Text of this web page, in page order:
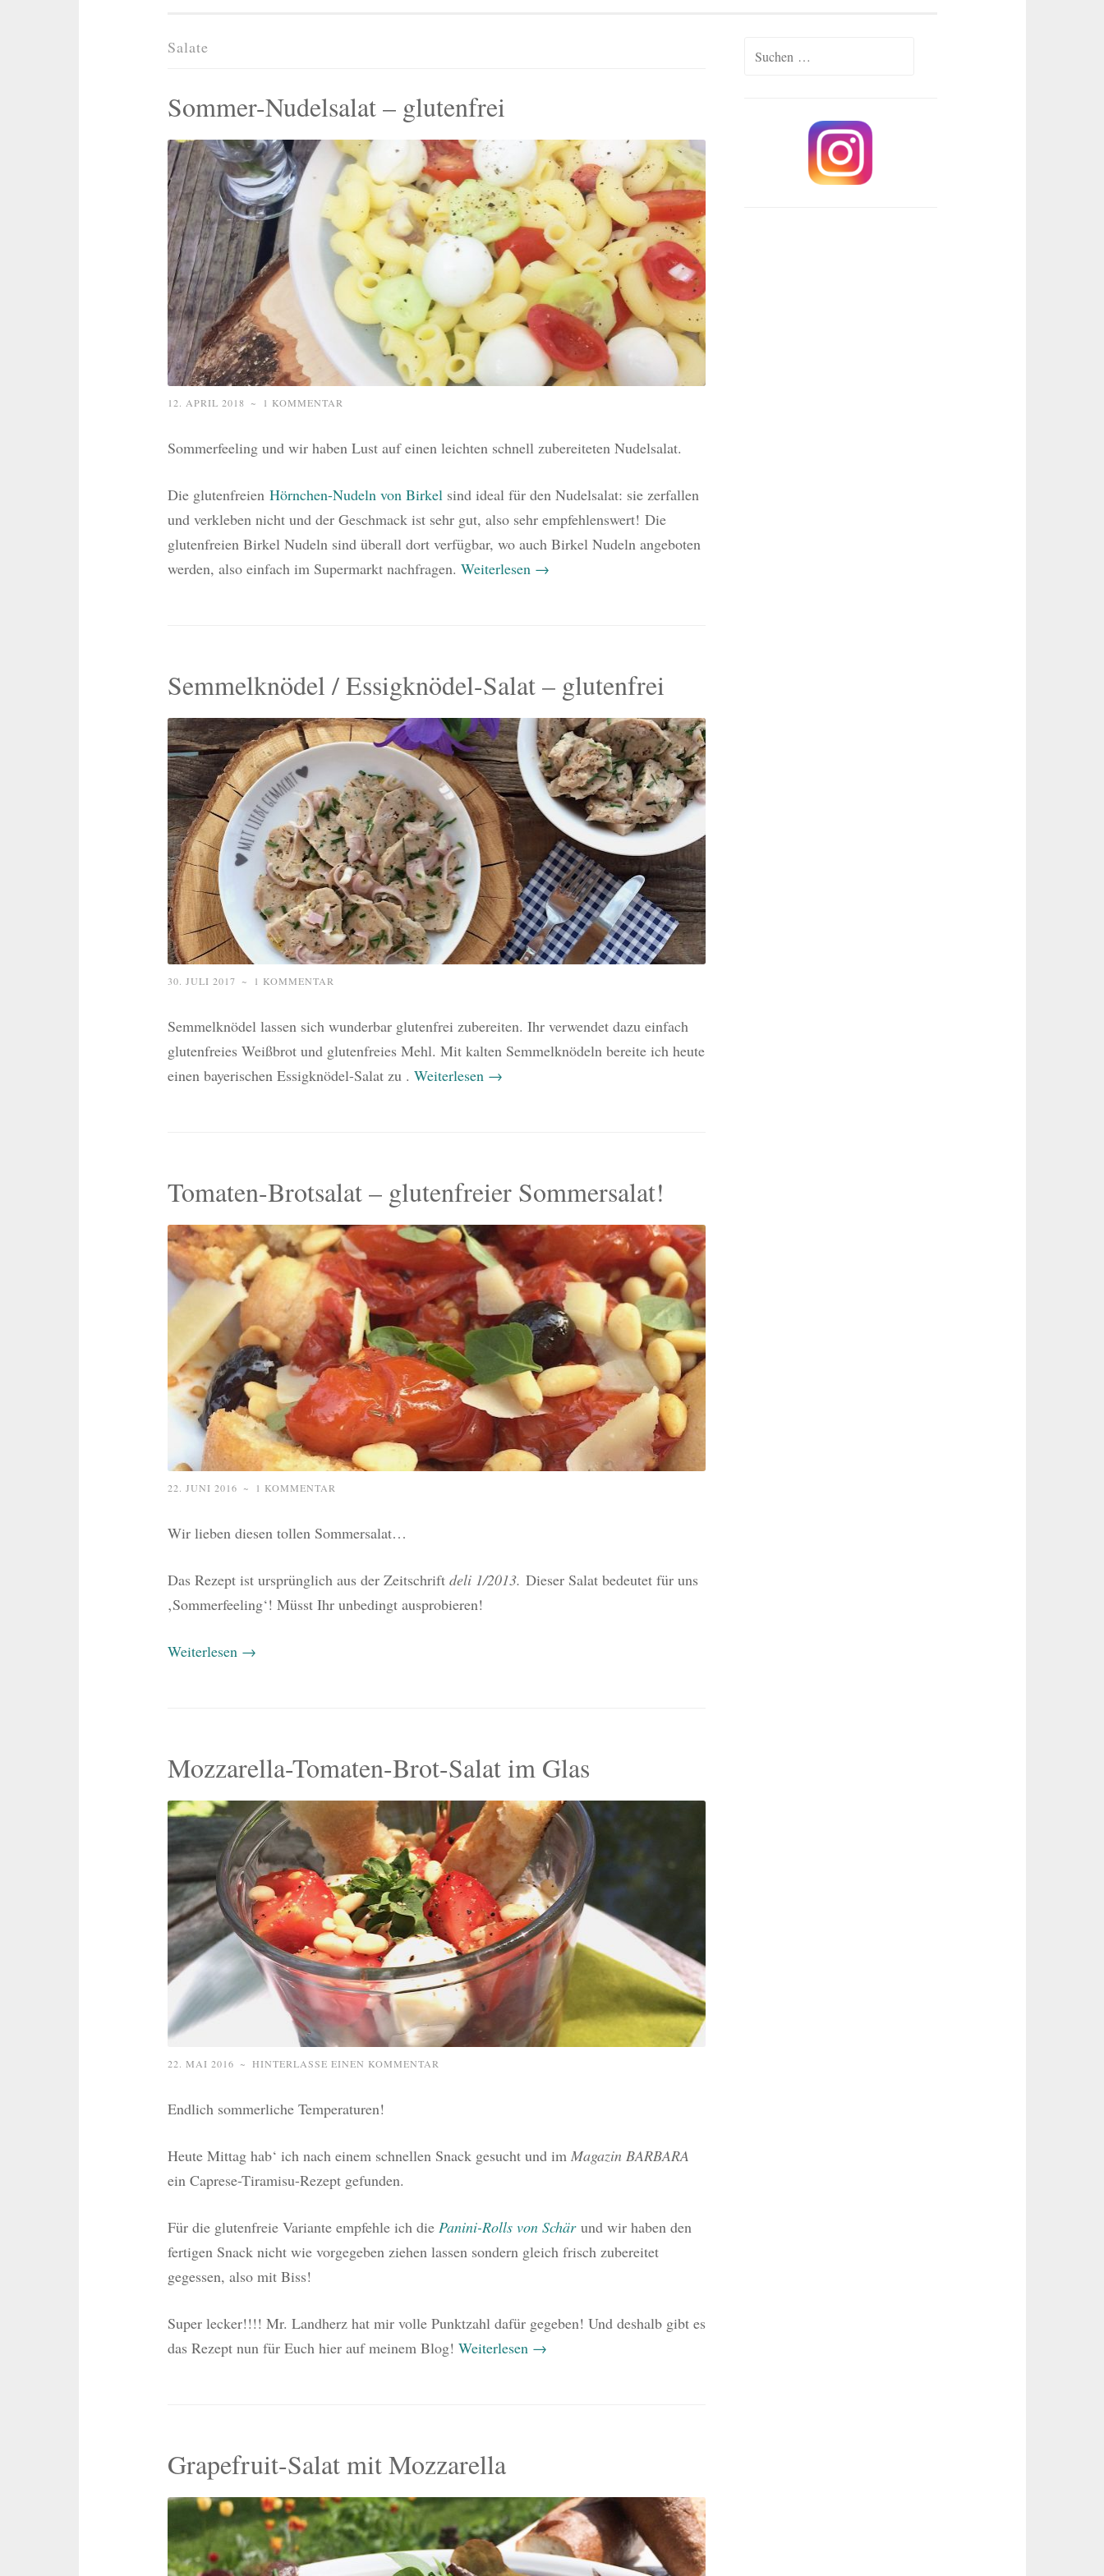
Salate
Sommer-Nudelsalat – glutenfrei
12. APRIL 2018 ~ 1 KOMMENTAR
Sommerfeeling und wir haben Lust auf einen leichten schnell zubereiteten Nudelsalat.
Die glutenfreien Hörnchen-Nudeln von Birkelsind ideal für den Nudelsalat: sie zerfallen
und verkleben nicht und der Geschmack ist sehr gut, also sehr empfehlenswert! Die
glutenfreien Birkel Nudeln sind überall dort verfügbar, wo auch Birkel Nudeln angeboten
werden, also einfach im Supermarkt nachfragen. Weiterlesen →
Semmelknödel / Essigknödel-Salat – glutenfrei
30. JULI 2017 ~ 1 KOMMENTAR
Semmelknödel lassen sich wunderbar glutenfrei zubereiten. Ihr verwendet dazu einfach
glutenfreies Weißbrot und glutenfreies Mehl. Mit kalten Semmelknödeln bereite ich heute
einen bayerischen Essigknödel-Salat zu . Weiterlesen →
Tomaten-Brotsalat – glutenfreier Sommersalat!
22. JUNI 2016 ~ 1 KOMMENTAR
Wir lieben diesen tollen Sommersalat…
Das Rezept ist ursprünglich aus der Zeitschrift deli 1/2013. Dieser Salat bedeutet für uns
‚Sommerfeeling‘! Müsst Ihr unbedingt ausprobieren!
Weiterlesen →
Mozzarella-Tomaten-Brot-Salat im Glas
22. MAI 2016 ~ HINTERLASSE EINEN KOMMENTAR
Endlich sommerliche Temperaturen!
Heute Mittag hab‘ ich nach einem schnellen Snack gesucht und im Magazin BARBARA
ein Caprese-Tiramisu-Rezept gefunden.
Für die glutenfreie Variante empfehle ich die Panini-Rolls von Schär und wir haben den
fertigen Snack nicht wie vorgegeben ziehen lassen sondern gleich frisch zubereitet
gegessen, also mit Biss!
Super lecker!!!! Mr. Landherz hat mir volle Punktzahl dafür gegeben! Und deshalb gibt es
das Rezept nun für Euch hier auf meinem Blog! Weiterlesen →
Grapefruit-Salat mit Mozzarella
Suchen